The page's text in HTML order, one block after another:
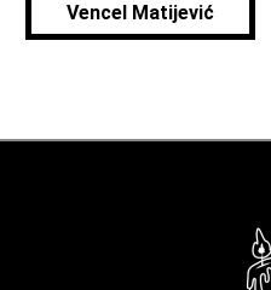
Vencel Matijević